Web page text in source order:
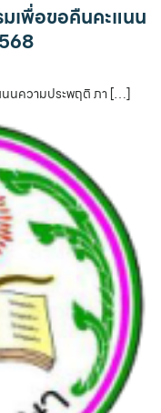
เพื่อขอคืนคะแนน
นนความประพฤติ ภา […]